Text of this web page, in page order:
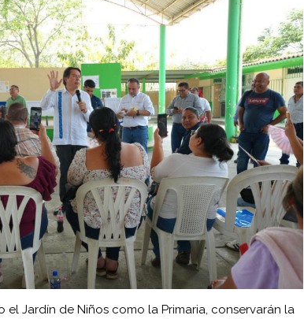
Jardín de Niños como la Primaria, conservarán la